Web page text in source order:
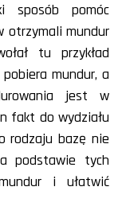
sposób pomóc
otrzymali mundur
tu przykład
mundur, a
jest w
fakt do wydziału
rodzaju bazę nie
podstawie tych
i ułatwić